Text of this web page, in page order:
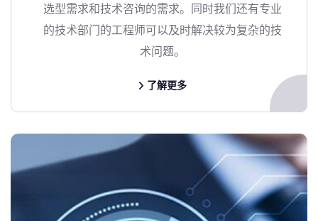
选型需求和技术咨询的需求。同时我们还有专业
的技术部门的工程师可以及时解决较为复杂的技
术问题。
了解更多